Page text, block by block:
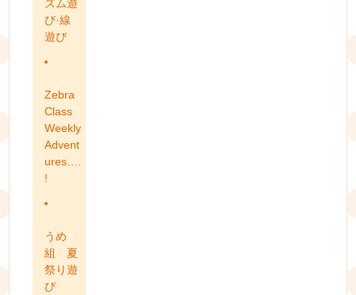
ズム遊
び·線
遊び
Zebra
Class
Weekly
Advent
ures….
!
うめ
組 夏
祭り遊
び